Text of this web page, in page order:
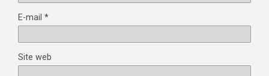
E-mail *
Site web